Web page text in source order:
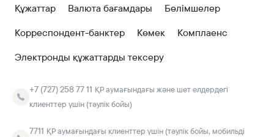
Құжаттар
Валюта бағамдары
Бөлімшелер
Корреспондент-банктер
Көмек
Комплаенс
Электронды құжаттарды тексеру
+7 (727) 258 77 11 ҚР аумағындағы және шет елдердегі
клиенттер үшін (тәулік бойы)
7711 ҚР аумағындағы клиенттер үшін (тәулік бойы, мобильді